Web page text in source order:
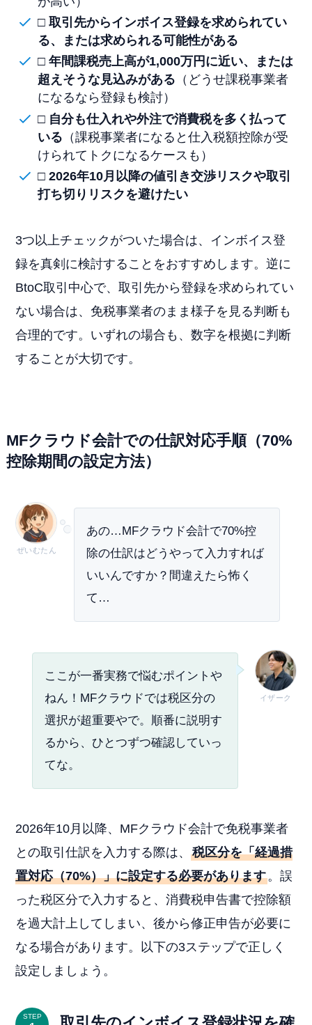
□ 取引先からインボイス登録を求められてい
る、または求められる可能性がある
□ 年間課税売上高が1,000万円に近い、または
超えそうな見込みがある （どうせ課税事業者
になるなら登録も検討）
□ 自分も仕入れや外注で消費税を多く払って
いる （課税事業者になると仕入税額控除が受
けられてトクになるケースも）
□ 2026年10月以降の値引き交渉リスクや取引
打ち切りリスクを避けたい
3つ以上チェックがついた場合は、インボイス登
録を真剣に検討することをおすすめします。逆に
BtoC取引中心で、取引先から登録を求められてい
ない場合は、免税事業者のまま様子を見る判断も
合理的です。いずれの場合も、数字を根拠に判断
することが大切です。
MFクラウド会計での仕訳対応手順（70%
控除期間の設定方法）
ぜいむたん
あの…MFクラウド会計で70%控
除の仕訳はどうやって入力すれば
いいんですか？間違えたら怖く
て…
イザーク
ここが一番実務で悩むポイントや
ねん！MFクラウドでは税区分の
選択が超重要やで。順番に説明す
るから、ひとつずつ確認していっ
てな。
2026年10月以降、MFクラウド会計で免税事業者
との取引仕訳を入力する際は、税区分を「経過措
置対応（70%）」に設定する必要があります。誤
った税区分で入力すると、消費税申告書で控除額
を過大計上してしまい、後から修正申告が必要に
なる場合があります。以下の3ステップで正しく
設定しましょう。
STEP